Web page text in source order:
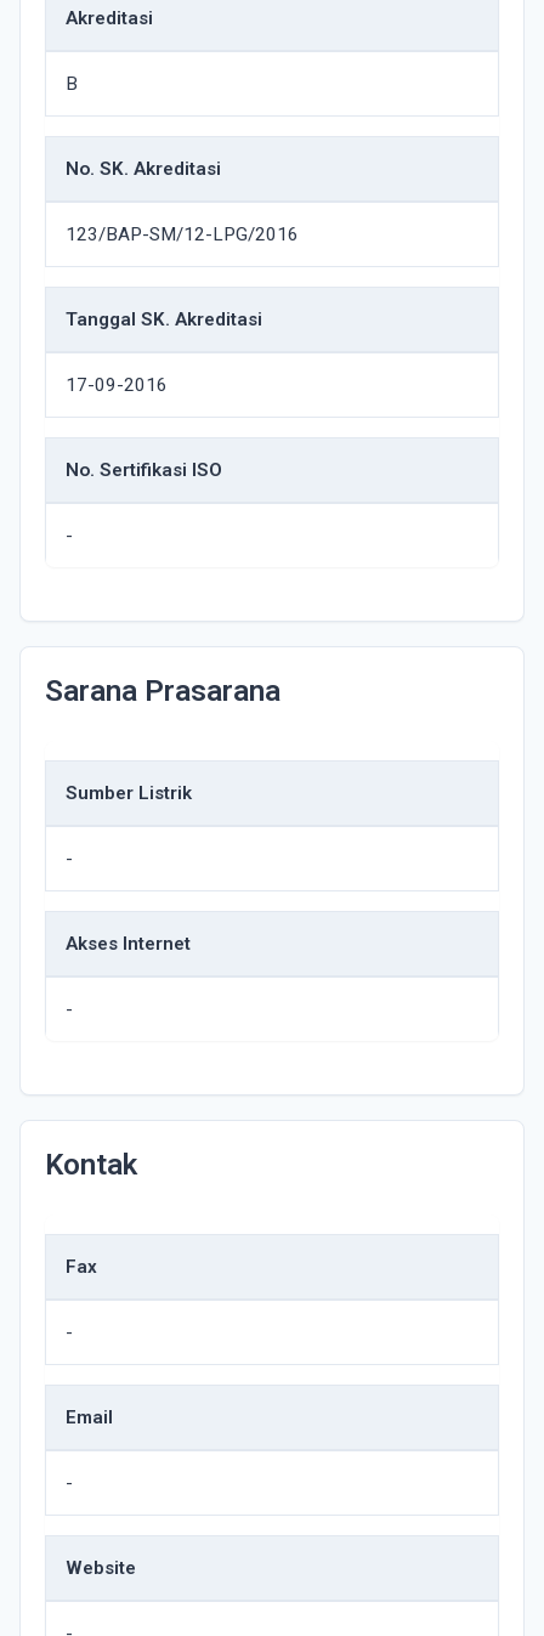
Akreditasi
B
No. SK. Akreditasi
123/BAP-SM/12-LPG/2016
Tanggal SK. Akreditasi
17-09-2016
No. Sertifikasi ISO
-
Sarana Prasarana
Sumber Listrik
-
Akses Internet
-
Kontak
Fax
-
Email
-
Website